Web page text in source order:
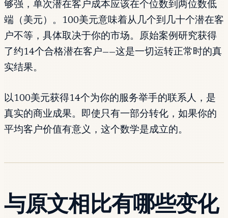
够强，单次潜在客户成本应该在个位数到两位数低
端（美元）。100美元意味着从几个到几十个潜在客
户不等，具体取决于你的市场。原始案例研究获得
了约14个合格潜在客户——这是一切运转正常时的真
实结果。
以100美元获得14个为你的服务举手的联系人，是
真实的商业成果。即使只有一部分转化，如果你的
平均客户价值有意义，这个数学是成立的。
与原文相比有哪些变化